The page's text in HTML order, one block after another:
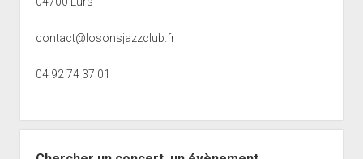
contact@losonsjazzclub.fr
04 92 74 37 01